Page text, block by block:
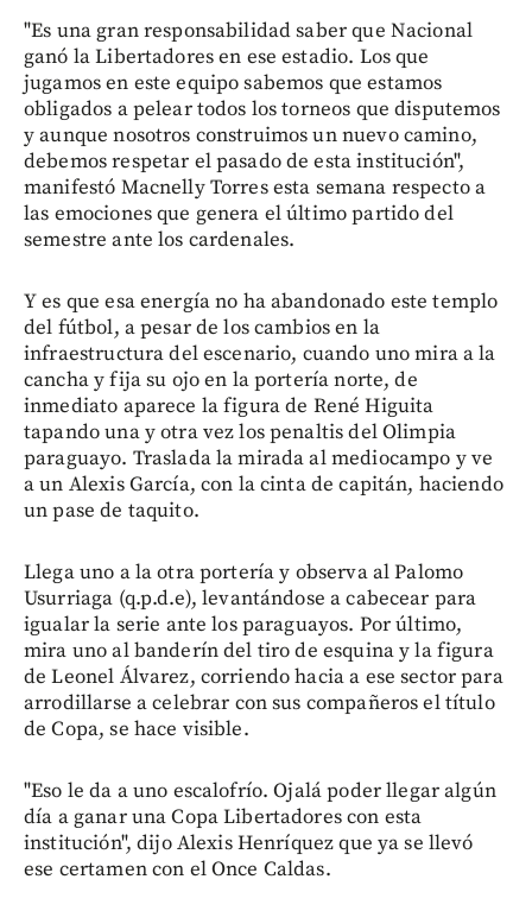
"Es una gran responsabilidad saber que Nacional
ganó la Libertadores en ese estadio. Los que
jugamos en este equipo sabemos que estamos
obligados a pelear todos los torneos que disputemos
y aunque nosotros construimos un nuevo camino,
debemos respetar el pasado de esta institución",
manifestó Macnelly Torres esta semana respecto a
las emociones que genera el último partido del
semestre ante los cardenales.
Y es que esa energía no ha abandonado este templo
del fútbol, a pesar de los cambios en la
infraestructura del escenario, cuando uno mira a la
cancha y fija su ojo en la portería norte, de
inmediato aparece la figura de René Higuita
tapando una y otra vez los penaltis del Olimpia
paraguayo. Traslada la mirada al mediocampo y ve
a un Alexis García, con la cinta de capitán, haciendo
un pase de taquito.
Llega uno a la otra portería y observa al Palomo
Usurriaga (q.p.d.e), levantándose a cabecear para
igualar la serie ante los paraguayos. Por último,
mira uno al banderín del tiro de esquina y la figura
de Leonel Álvarez, corriendo hacia a ese sector para
arrodillarse a celebrar con sus compañeros el título
de Copa, se hace visible.
"Eso le da a uno escalofrío. Ojalá poder llegar algún
día a ganar una Copa Libertadores con esta
institución", dijo Alexis Henríquez que ya se llevó
ese certamen con el Once Caldas.